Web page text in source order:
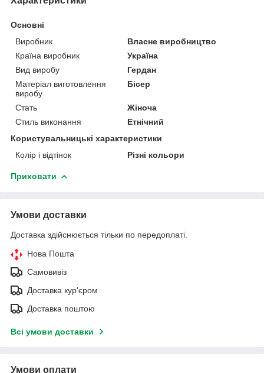
Основні
Виробник
Власне виробництво
Країна виробник
Україна
Вид виробу
Гердан
Матеріал виготовлення
виробу
Бісер
Стать
Жіноча
Стиль виконання
Етнічний
Користувальницькі характеристики
Колір і відтінок
Різні кольори
Приховати
Умови доставки
Доставка здійснюється тільки по передоплаті.
Нова Пошта
Самовивіз
Доставка кур'єром
Доставка поштою
Всі умови доставки
Умови оплати